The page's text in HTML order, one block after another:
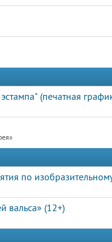
(печатная
по
вальса» (12+)